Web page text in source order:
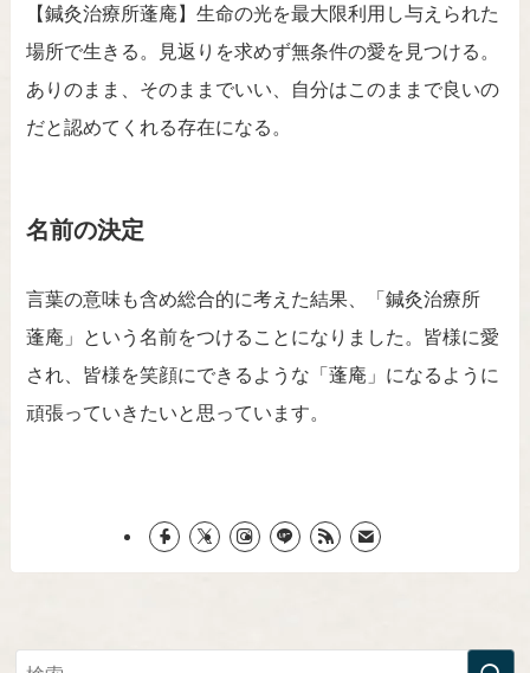
【鍼灸治療所蓬庵】生命の光を最大限利用し与えられた
場所で生きる。見返りを求めず無条件の愛を見つける。
ありのまま、そのままでいい、自分はこのままで良いの
だと認めてくれる存在になる。
名前の決定
言葉の意味も含め総合的に考えた結果、「鍼灸治療所
蓬庵」という名前をつけることになりました。皆様に愛
され、皆様を笑顔にできるような「蓬庵」になるように
頑張っていきたいと思っています。